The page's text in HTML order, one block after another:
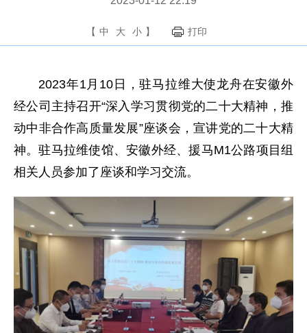
【 中 大 小 】 打印
2023年1月10日，驻马拉维大使龙舟在安徽外
经公司主持召开“深入学习贯彻党的二十大精神，推
动中非合作高质量发展”座谈会，宣讲党的二十大精
神。驻马拉维使馆、安徽外经、援马M1公路项目组
相关人员参加了座谈和学习交流。